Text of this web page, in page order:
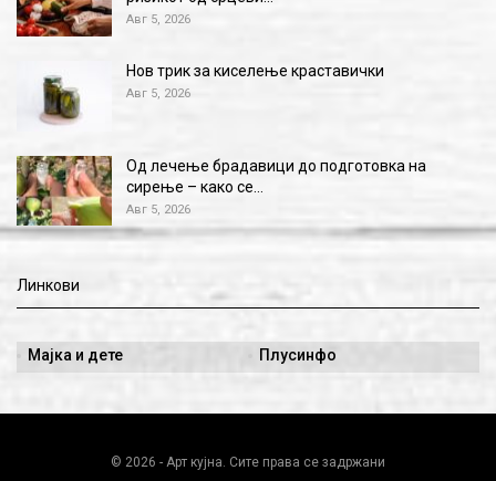
Авг 5, 2026
Нов трик за киселење краставички
Авг 5, 2026
Од лечење брадавици до подготовка на
сирење – како се…
Авг 5, 2026
Линкови
Мајка и дете Плусинфо
© 2026 - Арт кујна. Сите права се задржани